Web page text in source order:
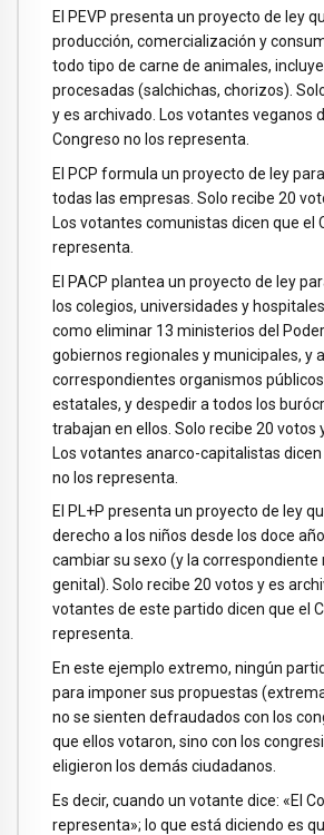
El PEVP presenta un proyecto de ley
producción, comercialización y
todo tipo de carne de animales,
procesadas (salchichas, chorizos).
y es archivado. Los votantes veganos
Congreso no los representa.
El PCP formula un proyecto de ley
todas las empresas. Solo recibe 20
Los votantes comunistas dicen que el
representa.
El PACP plantea un proyecto de ley
los colegios, universidades y
como eliminar 13 ministerios del
gobiernos regionales y municipales, y
correspondientes organismos
estatales, y despedir a todos los
trabajan en ellos. Solo recibe 20 votos
Los votantes anarco-capitalistas
no los representa.
El PL+P presenta un proyecto de ley
derecho a los niños desde los doce
cambiar su sexo (y la correspondiente
genital). Solo recibe 20 votos y es
votantes de este partido dicen que el
representa.
En este ejemplo extremo, ningún
para imponer sus propuestas
no se sienten defraudados con los
que ellos votaron, sino con los
eligieron los demás ciudadanos.
Es decir, cuando un votante dice: «El
representa»; lo que está diciendo es